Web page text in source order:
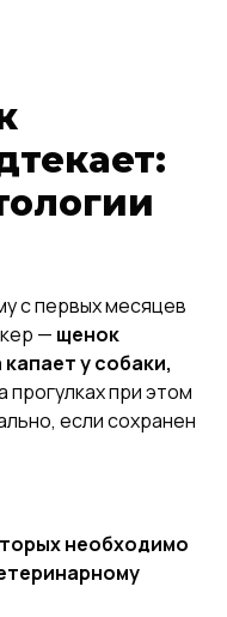
с первых месяцев
— щенок
у собаки,
прогулках при этом
если сохранен
необходимо